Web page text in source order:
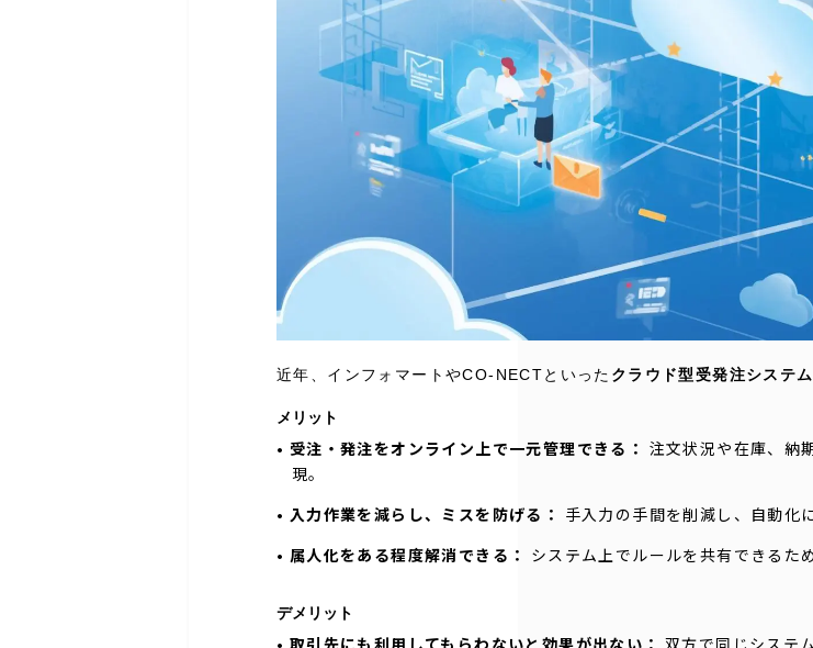
近年、インフォマートやCO-NECTといった クラウド型受発注システム
メリット
• 受注・発注をオンライン上で一元管理できる： 注文状況や在庫、納
現。
• 入力作業を減らし、ミスを防げる： 手入力の手間を削減し、自動化
• 属人化をある程度解消できる： システム上でルールを共有できるた
デメリット